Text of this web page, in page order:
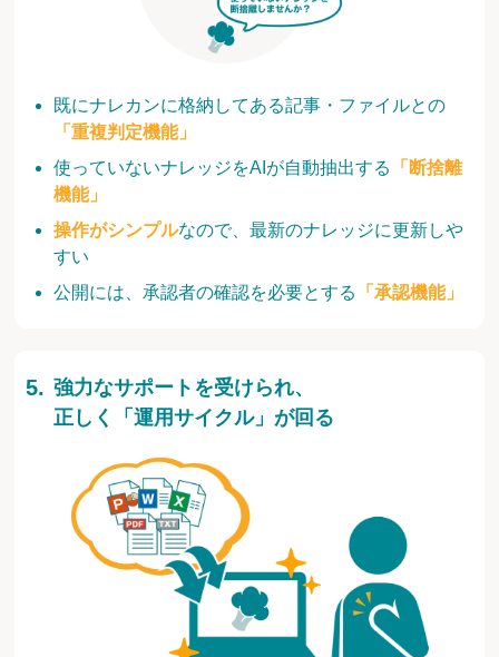
既にナレカンに格納してある記事・ファイルとの
「重複判定機能」
使っていないナレッジをAIが自動抽出する
「断捨離
機能」
操作がシンプルなので、最新のナレッジに更新しや
すい
公開には、承認者の確認を必要とする
「承認機能」
強力なサポートを受けられ、
正しく「運用サイクル」が回る